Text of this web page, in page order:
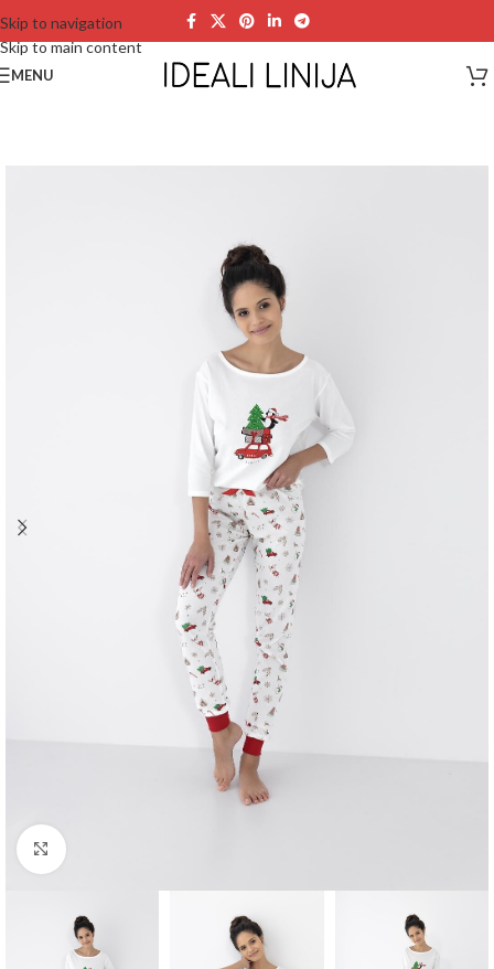
Skip to navigation
Skip to main content
MENU
Click to enlarge